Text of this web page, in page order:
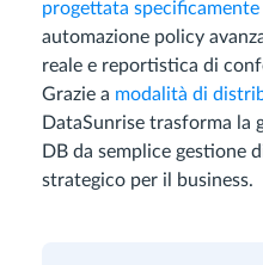
progettata
automazione policy
reale e reportistica di
Grazie a modalità di
DataSunrise trasforma la
DB da semplice gestione
strategico per il business.